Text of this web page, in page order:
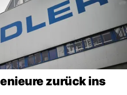
zurück ins